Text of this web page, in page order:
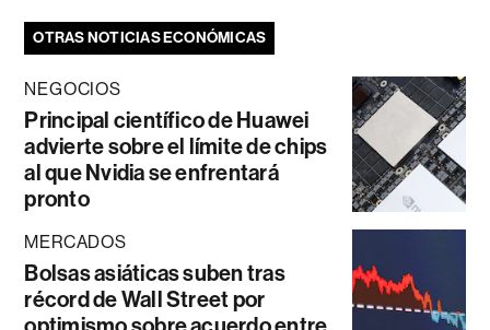
OTRAS NOTICIAS ECONÓMICAS
NEGOCIOS
Principal científico de Huawei
advierte sobre el límite de chips
al que Nvidia se enfrentará
pronto
MERCADOS
Bolsas asiáticas suben tras
récord de Wall Street por